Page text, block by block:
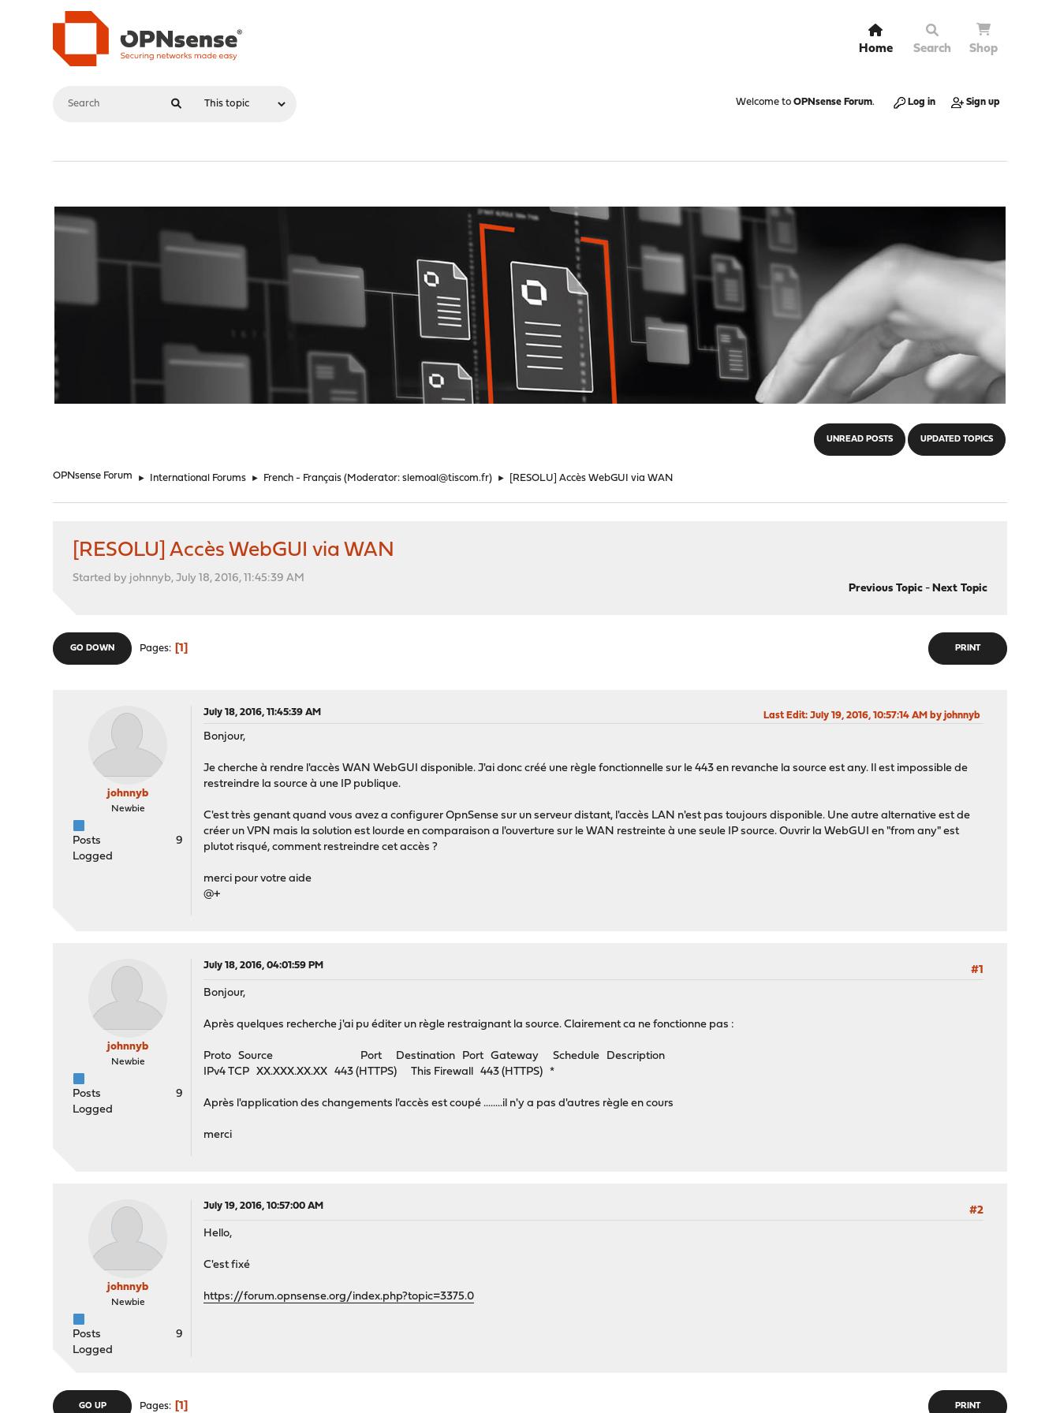
Home Search Shop
Welcome to OPNsense Forum. Log in Sign up
UNREAD POSTS UPDATED TOPICS
OPNsense Forum ► International Forums ► French - Français (Moderator:slemoal@tiscom.fr) ► [RESOLU] Accès WebGUI via WAN
[RESOLU] Accès WebGUI via WAN
Started by johnnyb, July 18, 2016, 11:45:39 AM
Previous Topic- Next Topic
PRINT
GO DOWN Pages 1
johnnyb
Newbie
Posts
9
Logged
July 18, 2016, 11:45:39 AM Last Edit: July 19, 2016, 10:57:14 AM by johnnyb
Bonjour,
Je cherche à rendre l'accès WAN WebGUI disponible. J'ai donc créé une règle fonctionnelle sur le 443 en revanche la source est any. Il est impossible de
restreindre la source à une IP publique.
C'est très genant quand vous avez a configurer OpnSense sur un serveur distant, l'accès LAN n'est pas toujours disponible. Une autre alternative est de
créer un VPN mais la solution est lourde en comparaison a l'ouverture sur le WAN restreinte à une seule IP source. Ouvrir la WebGUI en "from any" est
plutot risqué, comment restreindre cet accès ?
merci pour votre aide
@+
johnnyb
Newbie
Posts
9
Logged
July 18, 2016, 04:01:59 PM
#1
Bonjour,
Après quelques recherche j'ai pu éditer un règle restraignant la source. Clairement ca ne fonctionne pas :
Proto Source Port Destination Port Gateway Schedule Description
IPv4 TCP XX.XXX.XX.XX 443 (HTTPS) This Firewall 443 (HTTPS) *
Après l'application des changements l'accès est coupé ........il n'y a pas d'autres règle en cours
merci
johnnyb
Newbie
Posts
9
Logged
July 19, 2016, 10:57:00 AM
#2
Hello,
C'est fixé
https://forum.opnsense.org/index.php?topic=3375.0
PRINT
GO UP Pages 1